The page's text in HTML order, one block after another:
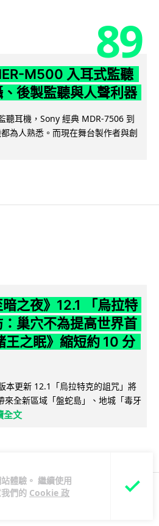
體驗。 繼續使用
們的 Cookie 政
89
M500 入耳式監聽
後製監聽與人聲利器
聽耳機，Sony 經典 MDR-7506 到
為人熟悉。而現在舞台製作者與創
暗之夜》12.1 「烏拉特
巢穴不為提高世界首
王之眠》縮短約 10 分
本更新 12.1「烏拉特克的詛咒」將
來全新區域「盤蛇島」、地城「毒牙
全文